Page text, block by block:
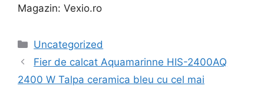
Magazin: Vexio.ro
Categories
Uncategorized
Fier de calcat Aquamarinne HIS-2400AQ
2400 W Talpa ceramica bleu cu cel mai